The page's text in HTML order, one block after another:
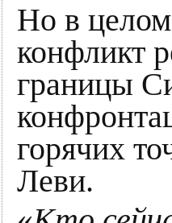
Но в
конфликт
границы
горячих
Леви.